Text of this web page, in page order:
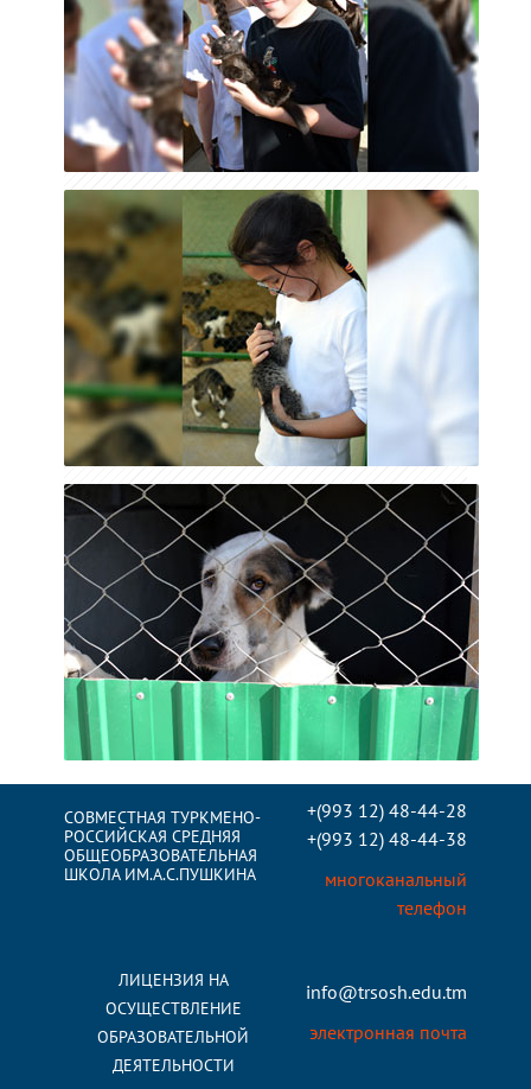
СОВМЕСТНАЯ ТУРКМЕНО-
РОССИЙСКАЯ СРЕДНЯЯ
ОБЩЕОБРАЗОВАТЕЛЬНАЯ
ШКОЛА ИМ.А.С.ПУШКИНА
ЛИЦЕНЗИЯ НА
ОСУЩЕСТВЛЕНИЕ
ОБРАЗОВАТЕЛЬНОЙ
ДЕЯТЕЛЬНОСТИ
+(993 12) 48-44-28
+(993 12) 48-44-38
многоканальный
телефон
info@trsosh.edu.tm
электронная почта